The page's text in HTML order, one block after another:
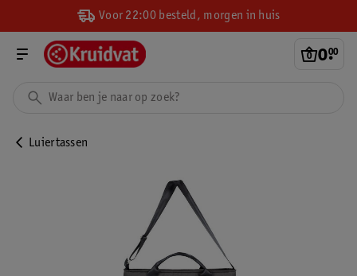
Voor 22:00 besteld, morgen in huis
0.
00
Luiertassen